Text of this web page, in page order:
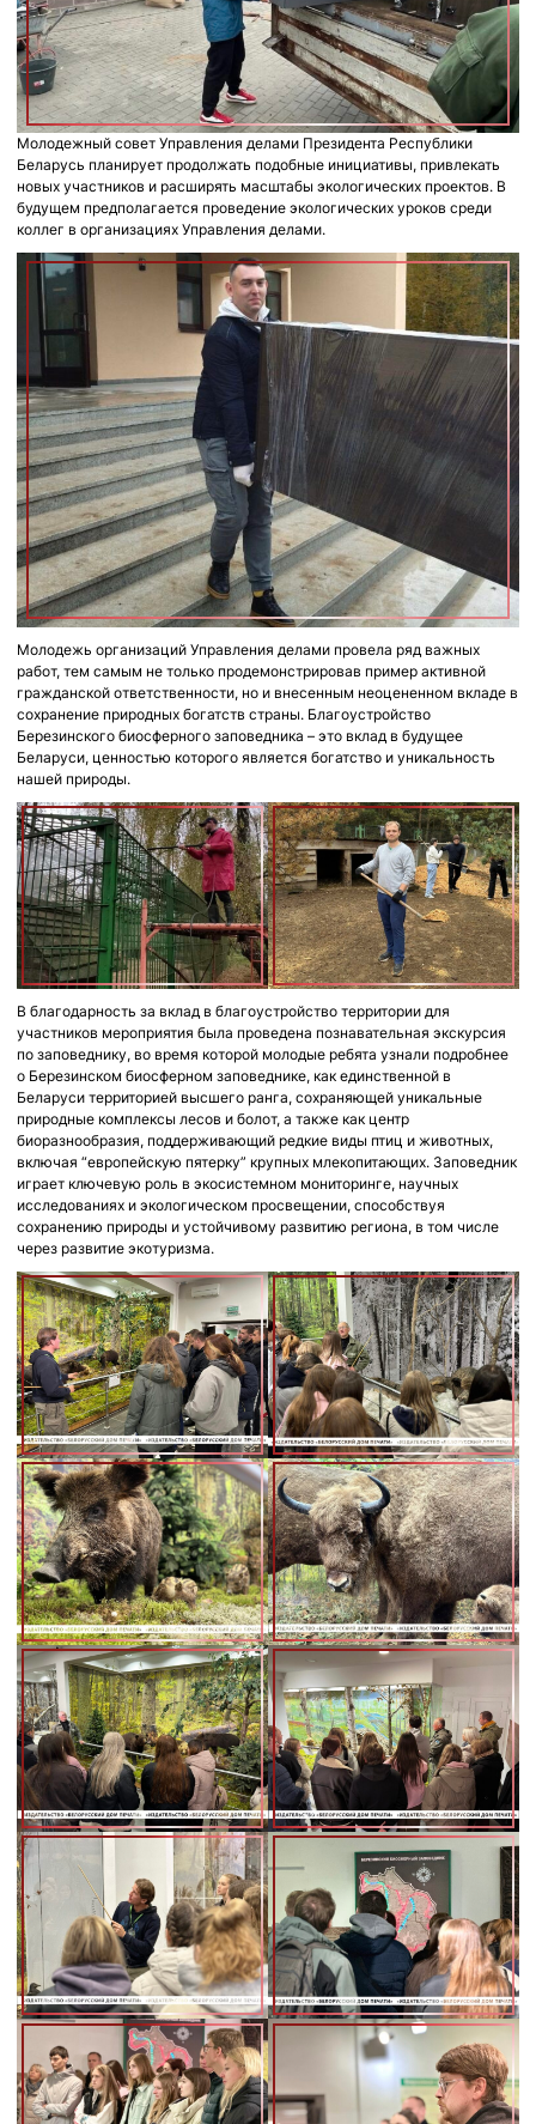
Молодежный совет Управления делами Президента Республики
Беларусь планирует продолжать подобные инициативы, привлекать
новых участников и расширять масштабы экологических проектов. В
будущем предполагается проведение экологических уроков среди
коллег в организациях Управления делами.
Молодежь организаций Управления делами провела ряд важных
работ, тем самым не только продемонстрировав пример активной
гражданской ответственности, но и внесенным неоцененном вкладе в
сохранение природных богатств страны. Благоустройство
Березинского биосферного заповедника – это вклад в будущее
Беларуси, ценностью которого является богатство и уникальность
нашей природы.
В благодарность за вклад в благоустройство территории для
участников мероприятия была проведена познавательная экскурсия
по заповеднику, во время которой молодые ребята узнали подробнее
о Березинском биосферном заповеднике, как единственной в
Беларуси территорией высшего ранга, сохраняющей уникальные
природные комплексы лесов и болот, а также как центр
биоразнообразия, поддерживающий редкие виды птиц и животных,
включая “европейскую пятерку” крупных млекопитающих. Заповедник
играет ключевую роль в экосистемном мониторинге, научных
исследованиях и экологическом просвещении, способствуя
сохранению природы и устойчивому развитию региона, в том числе
через развитие экотуризма.